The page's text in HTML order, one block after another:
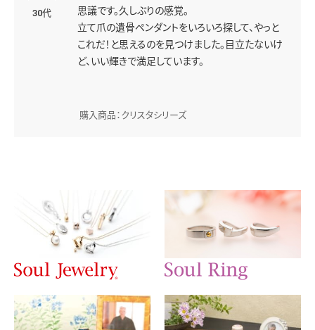
30代
思議です。久しぶりの感覚。
立て爪の遺骨ペンダントをいろいろ探して、やっと
これだ！と思えるのを見つけました。目立たないけ
ど、いい輝きで満足しています。
購入商品：クリスタシリーズ